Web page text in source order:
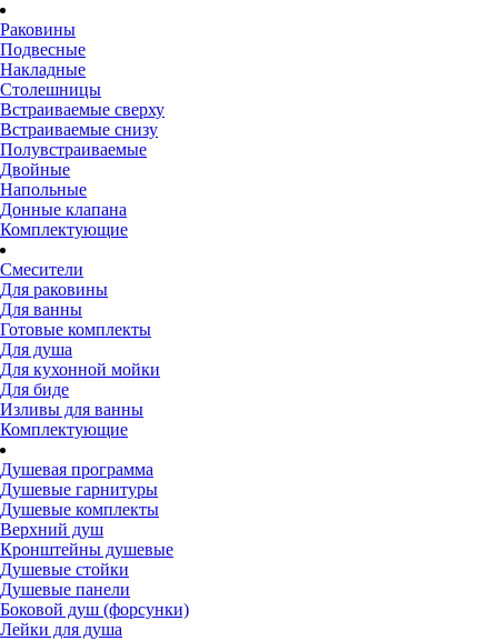
Раковины
Подвесные
Накладные
Столешницы
Встраиваемые сверху
Встраиваемые снизу
Полувстраиваемые
Двойные
Напольные
Донные клапана
Комплектующие
Смесители
Для раковины
Для ванны
Готовые комплекты
Для душа
Для кухонной мойки
Для биде
Изливы для ванны
Комплектующие
Душевая программа
Душевые гарнитуры
Душевые комплекты
Верхний душ
Кронштейны душевые
Душевые стойки
Душевые панели
Боковой душ (форсунки)
Лейки для душа